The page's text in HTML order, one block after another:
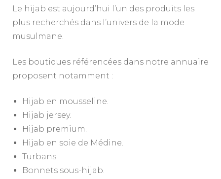
Le hijab est aujourd’hui l’un des produits les
plus recherchés dans l’univers de la mode
musulmane.
Les boutiques référencées dans notre annuaire
proposent notamment :
Hijab en mousseline.
Hijab jersey.
Hijab premium.
Hijab en soie de Médine.
Turbans.
Bonnets sous-hijab.